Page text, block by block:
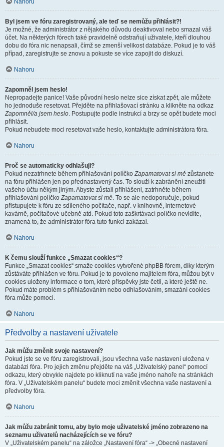
Nahoru
Byl jsem ve fóru zaregistrovaný, ale teď se nemůžu přihlásit?!
Je možné, že administrátor z nějakého důvodu deaktivoval nebo smazal váš
účet. Na některých fórech také pravidelně odstraňují uživatele, kteří dlouhou
dobu do fóra nic nenapsali, čímž se zmenší velikost databáze. Pokud je to váš
případ, zaregistrujte se znovu a pokuste se více zapojit do diskuzí.
Nahoru
Zapomněl jsem heslo!
Nepropadejte panice! Vaše původní heslo nelze sice získat zpět, ale můžete
ho jednoduše resetovat. Přejděte na přihlašovací stránku a klikněte na odkaz
Zapomněl/a jsem heslo. Postupujte podle instrukcí a brzy se opět budete moci
přihlásit.
Pokud nebudete moci resetovat vaše heslo, kontaktujte administrátora fóra.
Nahoru
Proč se automaticky odhlašuji?
Pokud nezatrhnete během přihlašování políčkoZapamatovat si mě zůstanete
na fóru přihlášen jen po přednastavený čas. To slouží k zabránění zneužití
vašeho účtu někým jiným. Abyste zůstali přihlášeni, zatrhněte během
přihlašování políčkoZapamatovat si mě. To se ale nedoporučuje, pokud
přistupujete k fóru ze sdíleného počítače, např. v knihovně, internetové
kavárně, počítačové učebně atd. Pokud toto zaškrtávací políčko nevidíte,
znamená to, že administrátor fóra tuto funkci zakázal.
Nahoru
K čemu slouží funkce „Smazat cookies“?
Funkce „Smazat cookies“ smaže cookies vytvořené phpBB fórem, díky kterým
zůstáváte přihlášen ve fóru. Pokud je to povoleno majitelem fóra, můžou být v
cookies uloženy informace o tom, které příspěvky jste četli, a které ještě ne.
Pokud máte problém s přihlašováním nebo odhlašováním, smazání cookies
fóra může pomoci.
Nahoru
Předvolby a nastavení uživatele
Jak můžu změnit svoje nastavení?
Pokud jste se ve fóru zaregistrovali, jsou všechna vaše nastavení uložena v
databázi fóra. Pro jejich změnu přejděte na váš „Uživatelský panel“ pomocí
odkazu, který obvykle najdete po kliknutí na vaše jméno nahoře na stránkách
fóra. V „Uživatelském panelu“ budete moci změnit všechna vaše nastavení a
předvolby fóra.
Nahoru
Jak můžu zabránit tomu, aby bylo moje uživatelské jméno zobrazeno na
seznamu uživatelů nacházejících se ve fóru?
V „Uživatelském panelu“ na záložce „Nastavení fóra“ -> „Obecné nastavení